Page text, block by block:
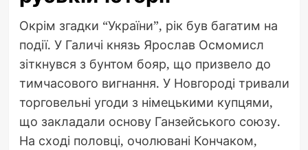
Окрім згадки “України”, рік був багатим на
події. У Галичі князь Ярослав Осмомисл
зіткнувся з бунтом бояр, що призвело до
тимчасового вигнання. У Новгороді тривали
торговельні угоди з німецькими купцями,
що закладали основу Ганзейського союзу.
На сході половці, очолювані Кончаком,